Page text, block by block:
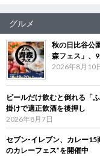
グルメ
秋の日比谷
森フェス」、
2026年8月10
ビールだけ飲むと倒れる「
掛けで適正飲酒を後押し
2026年8月7日
セブン‐イレブン、カレー
のカレーフェス”を開催中